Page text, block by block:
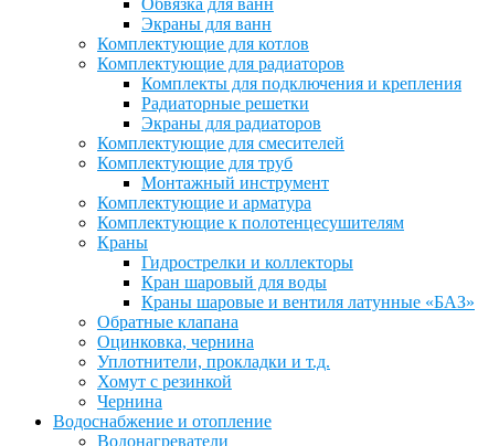
Экраны для ванн
Комплектующие для котлов
Комплектующие для радиаторов
Комплекты для подключения и крепления
Радиаторные решетки
Экраны для радиаторов
Комплектующие для смесителей
Комплектующие для труб
Монтажный инструмент
Комплектующие и арматура
Комплектующие к полотенцесушителям
Краны
Гидрострелки и коллекторы
Кран шаровый для воды
Краны шаровые и вентиля латунные «БАЗ»
Обратные клапана
Оцинковка, чернина
Уплотнители, прокладки и т.д.
Хомут с резинкой
Чернина
Водоснабжение и отопление
Водонагреватели